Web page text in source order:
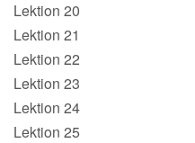
Lektion 20
Lektion 21
Lektion 22
Lektion 23
Lektion 24
Lektion 25